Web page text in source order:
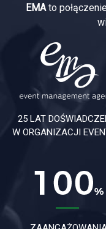
EMAto
25 LAT
W ORGANIZACJI